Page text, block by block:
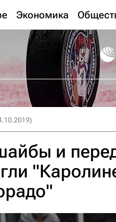
Экономика
и